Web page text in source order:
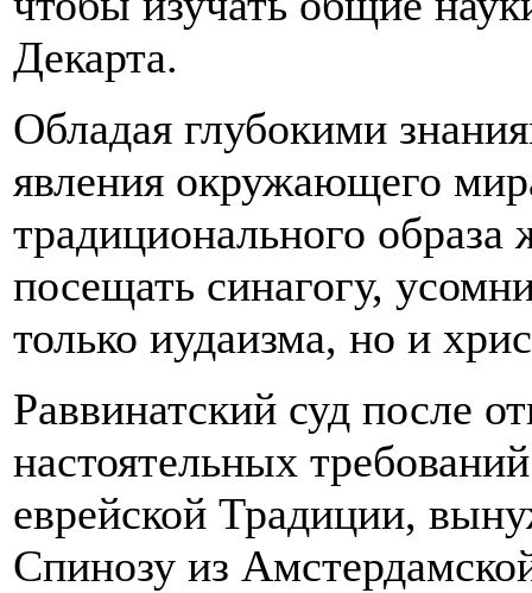
Декарта.
Обладая глубокими
явления окружающего
традиционального образа
посещать синагогу,
только иудаизма, но и
Раввинатский суд после
настоятельных
еврейской Традиции,
Спинозу из